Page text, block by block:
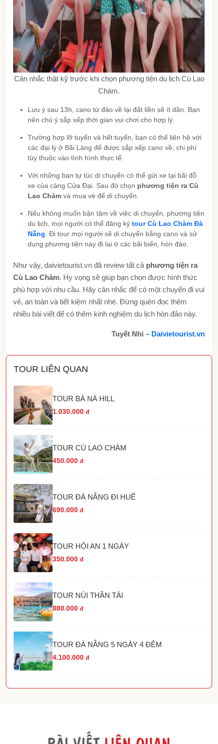
Cân nhắc thật kỹ trước khi chọn phương tiện du lịch Cù Lao
Chàm.
Lưu ý sau 13h, cano từ đảo về lại đất liền sẽ ít dần. Bạn
nên chú ý sắp xếp thời gian vui chơi cho hợp lý.
Trường hợp lỡ tuyến và hết tuyến, bạn có thể liên hệ với
các đại lý ở Bãi Làng để được sắp xếp cano về, chi phí
tùy thuộc vào tình hình thực tế.
Với những bạn tự túc di chuyển có thể gửi xe tại bãi đỗ
xe của cảng Cửa Đại. Sau đó chọn phương tiện ra Cù
Lao Chàm và mua vé để di chuyển.
Nếu không muốn bận tâm về việc di chuyển, phương tiện
du lịch, mọi người có thể đăng ký tour Cù Lao Chàm Đà
Nẵng . Đi tour mọi người sẽ di chuyển bằng cano và sử
dụng phương tiện này đi lại ở các bãi biển, hòn đảo.
Như vậy, daivietourist.vn đã review tất cả phương tiện ra
Cù Lao Chàm. Hy vọng sẽ giúp bạn chọn được hình thức
phù hợp với nhu cầu. Hãy cân nhắc để có một chuyến đi vui
vẻ, an toàn và tiết kiệm nhất nhé. Đừng quên đọc thêm
nhiều bài viết để có thêm kinh nghiệm du lịch hòn đảo này.
Tuyết Nhi – Daivietourist.vn
TOUR LIÊN QUAN
TOUR BÀ NÀ HILL
1.030.000 đ
TOUR CÙ LAO CHÀM
450.000 đ
TOUR ĐÀ NẴNG ĐI HUẾ
690.000 đ
TOUR HỘI AN 1 NGÀY
350.000 đ
TOUR NÚI THẦN TÀI
880.000 đ
TOUR ĐÀ NẴNG 5 NGÀY 4 ĐÊM
4.100.000 đ